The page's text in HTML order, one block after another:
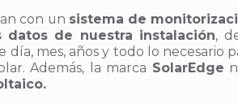
con un sistema de
de nuestra instalación,
día, mes, años y todo lo
Además, la marca SolarEdge